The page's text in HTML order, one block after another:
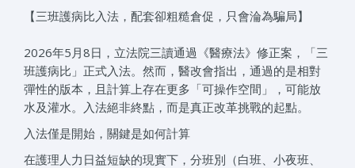
【三班護病比入法，配套卻粗糙倉促，只會淪為騙局】
2026年5月8日，立法院三讀通過《醫療法》修正案，「三
班護病比」正式入法。然而，醫改會指出，通過的是相對
彈性的版本，且計算上存在更多「可操作空間」，可能放
水及灌水。入法絕非終點，而是真正改革挑戰的起點。
入法僅是開始，關鍵是如何計算
在護理人力日益短缺的現實下，分班別（白班、小夜班、